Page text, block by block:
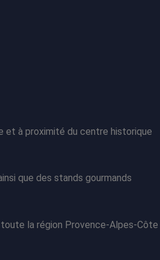
et à proximité du centre historique
que des stands gourmands
la région Provence-Alpes-Côte